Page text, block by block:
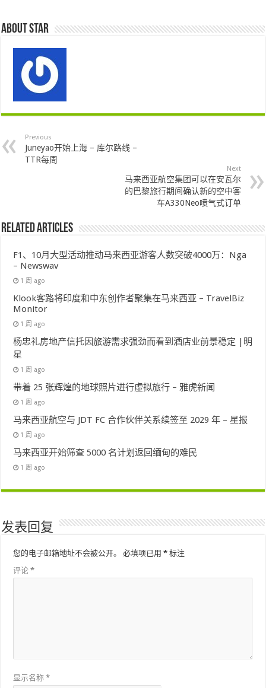
About star
Previous
Juneyao开始上海 – 库尔路线 –
TTR每周
Next
马来西亚航空集团可以在安瓦尔
的巴黎旅行期间确认新的空中客
车A330Neo喷气式订单
Related Articles
F1、10月大型活动推动马来西亚游客人数突破4000万：Nga
– Newswav
1 周 ago
Klook客路将印度和中东创作者聚集在马来西亚 – TravelBiz
Monitor
1 周 ago
杨忠礼房地产信托因旅游需求强劲而看到酒店业前景稳定 |明
星
1 周 ago
带着 25 张辉煌的地球照片进行虚拟旅行 – 雅虎新闻
1 周 ago
马来西亚航空与 JDT FC 合作伙伴关系续签至 2029 年 – 星报
1 周 ago
马来西亚开始筛查 5000 名计划返回缅甸的难民
1 周 ago
发表回复
您的电子邮箱地址不会被公开。 必填项已用* 标注
评论*
显示名称*